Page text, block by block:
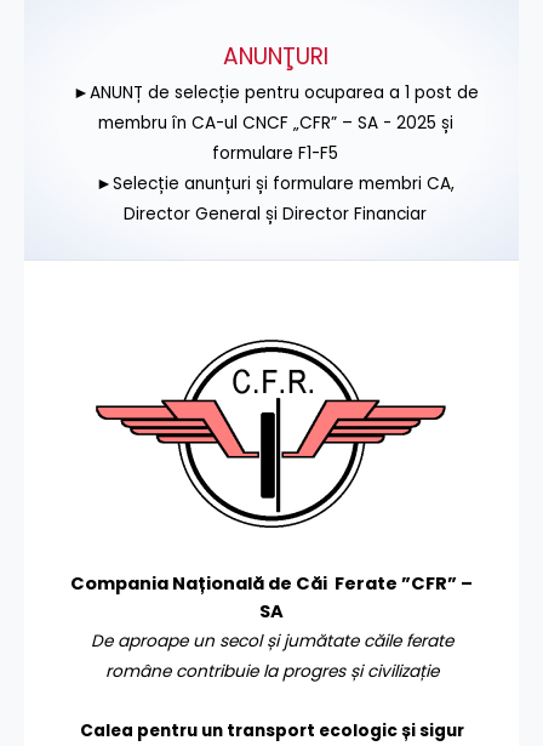
ANUNŢURI
►ANUNȚ de selecție pentru ocuparea a 1 post de
membru în CA-ul CNCF „CFR” – SA - 2025 și
formulare F1-F5
►Selecție anunțuri și formulare membri CA,
Director General și Director Financiar
Compania Națională de Căi Ferate ”CFR” –
SA
De aproape un secol și jumătate căile ferate
române contribuie la progres și civilizație
Calea pentru un transport ecologic și sigur